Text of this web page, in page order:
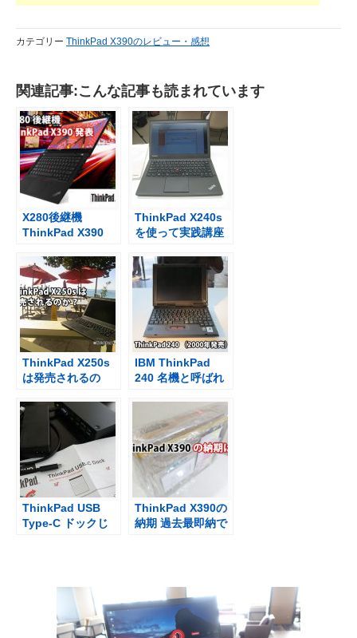
カテゴリー ThinkPad X390のレビュー・感想
関連記事:こんな記事も読まれています
X280後継機
ThinkPad X390
横サイズ拡大、重
量増をどうとるか
ThinkPad X240s
を使って実践講座
ThinkPad X250s
は発売されるの
クシートから推測
する
IBM ThinkPad
240 名機と呼ばれ
ThinkPad USB
Type-C ドックじ
ThinkPad X390の
納期 過去最即納で